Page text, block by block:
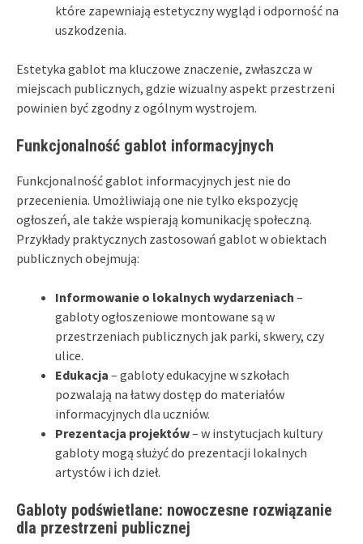
które zapewniają estetyczny wygląd i odporność na
uszkodzenia.
Estetyka gablot ma kluczowe znaczenie, zwłaszcza w
miejscach publicznych, gdzie wizualny aspekt przestrzeni
powinien być zgodny z ogólnym wystrojem.
Funkcjonalność gablot informacyjnych
Funkcjonalność gablot informacyjnych jest nie do
przecenienia. Umożliwiają one nie tylko ekspozycję
ogłoszeń, ale także wspierają komunikację społeczną.
Przykłady praktycznych zastosowań gablot w obiektach
publicznych obejmują:
Informowanie o lokalnych wydarzeniach –
gabloty ogłoszeniowe montowane są w
przestrzeniach publicznych jak parki, skwery, czy
ulice.
Edukacja – gabloty edukacyjne w szkołach
pozwalają na łatwy dostęp do materiałów
informacyjnych dla uczniów.
Prezentacja projektów– w instytucjach kultury
gabloty mogą służyć do prezentacji lokalnych
artystów i ich dzieł.
Gabloty podświetlane: nowoczesne rozwiązanie
dla przestrzeni publicznej